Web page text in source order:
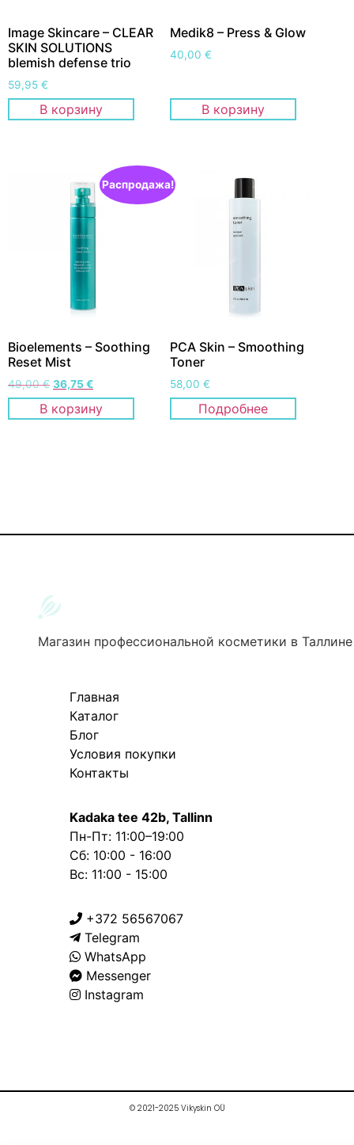
Image Skincare – CLEAR
SKIN SOLUTIONS
blemish defense trio
59,95 €
В корзину
Medik8 – Press & Glow
40,00€
В корзину
Распродажа!
Bioelements – Soothing
Reset Mist
49,00€ 36,75 €
В корзину
PCA Skin – Smoothing
Toner
58,00€
Подробнее
Магазин профессиональной косметики в Таллине
Главная
Каталог
Блог
Условия покупки
Контакты
Kadaka tee 42b, Tallinn
Пн-Пт: 11:00–19:00
Сб: 10:00 - 16:00
Вс: 11:00 - 15:00
+372 56567067
Telegram
WhatsApp
Messenger
Instagram
© 2021-2025 Vikyskin OÜ